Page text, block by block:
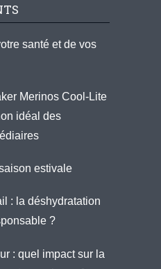
santé et de vos
Merinos Cool-Lite
idéal des
estivale
: la déshydratation
?
: quel impact sur la